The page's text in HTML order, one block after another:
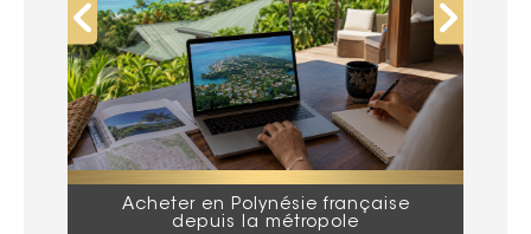
Acheter en Polynésie française
depuis la métropole